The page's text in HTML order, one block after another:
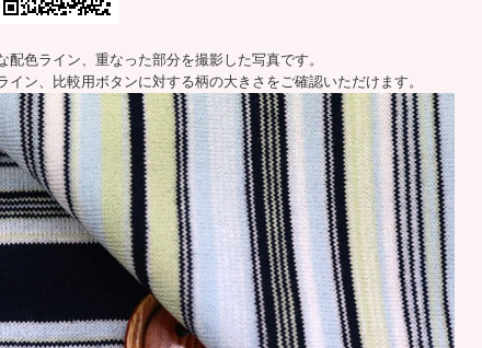
色ライン、重なった部分を撮影した写真です。
ン、比較用ボタンに対する柄の大きさをご確認いただけます。